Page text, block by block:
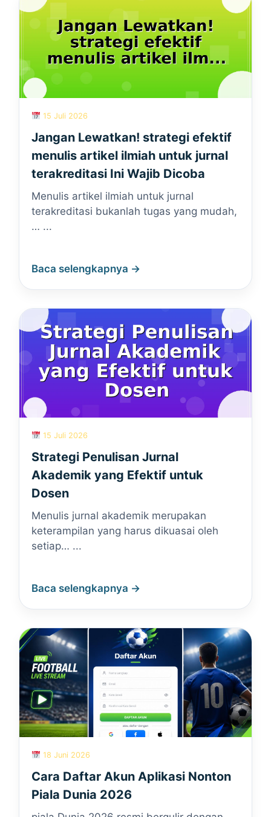
15 Juli 2026
Jangan Lewatkan! strategi efektif
menulis artikel ilmiah untuk jurnal
terakreditasi Ini Wajib Dicoba
Menulis artikel ilmiah untuk jurnal
terakreditasi bukanlah tugas yang mudah,
… ...
Baca selengkapnya →
15 Juli 2026
Strategi Penulisan Jurnal
Akademik yang Efektif untuk
Dosen
Menulis jurnal akademik merupakan
keterampilan yang harus dikuasai oleh
setiap… ...
Baca selengkapnya →
18 Juni 2026
Cara Daftar Akun Aplikasi Nonton
Piala Dunia 2026